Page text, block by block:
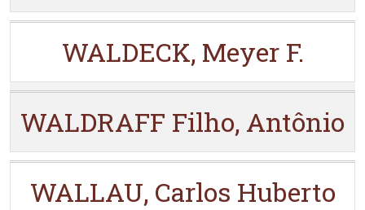
WALDECK, Meyer F.
WALDRAFF Filho, Antônio
WALLAU, Carlos Huberto